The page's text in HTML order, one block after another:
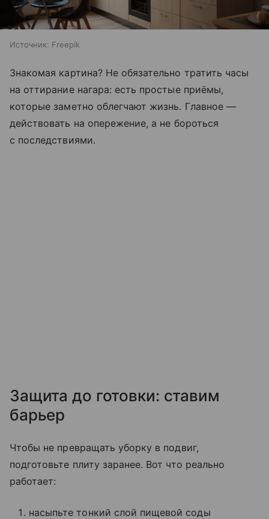
Источник: Freepik
Знакомая картина? Не обязательно тратить часы
на оттирание нагара: есть простые приёмы,
которые заметно облегчают жизнь. Главное —
действовать на опережение, а не бороться
с последствиями.
Защита до готовки: ставим
барьер
Чтобы не превращать уборку в подвиг,
подготовьте плиту заранее. Вот что реально
работает:
насыпьте тонкий слой пищевой соды